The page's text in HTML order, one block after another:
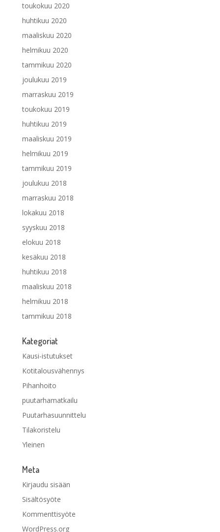
toukokuu 2020
huhtikuu 2020
maaliskuu 2020
helmikuu 2020
tammikuu 2020
joulukuu 2019
marraskuu 2019
toukokuu 2019
huhtikuu 2019
maaliskuu 2019
helmikuu 2019
tammikuu 2019
joulukuu 2018
marraskuu 2018
lokakuu 2018
syyskuu 2018
elokuu 2018
kesäkuu 2018
huhtikuu 2018
maaliskuu 2018
helmikuu 2018
tammikuu 2018
Kategoriat
Kausi-istutukset
Kotitalousvähennys
Pihanhoito
puutarhamatkailu
Puutarhasuunnittelu
Tilakoristelu
Yleinen
Meta
Kirjaudu sisään
Sisältösyöte
Kommenttisyöte
WordPress.org